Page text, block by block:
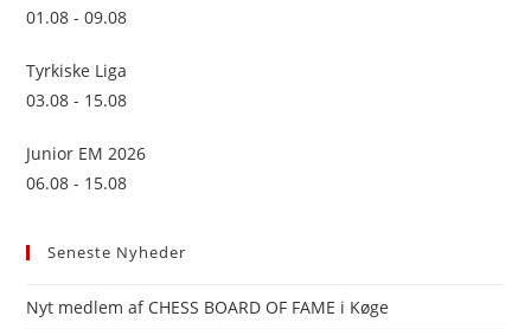
01.08 - 09.08
Tyrkiske Liga
03.08 - 15.08
Junior EM 2026
06.08 - 15.08
Seneste Nyheder
Nyt medlem af CHESS BOARD OF FAME i Køge